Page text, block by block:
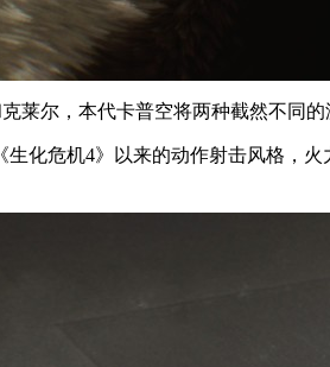
莱尔，本代卡普空将两种截然不同的
化危机4》以来的动作射击风格，